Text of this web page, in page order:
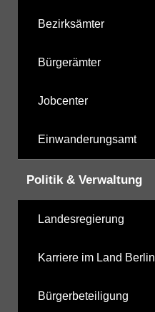
Bezirksämter
Bürgerämter
Jobcenter
Einwanderungsamt
Politik & Verwaltung
Landesregierung
Karriere im Land Berlin
Bürgerbeteiligung